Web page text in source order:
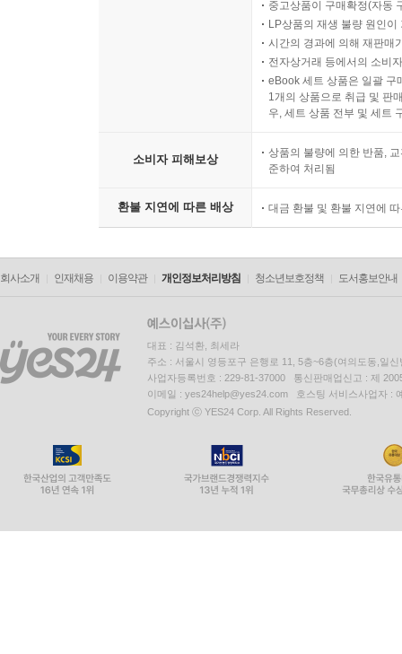
중고상품이 구매확정(자동
LP상품의 재생 불량 원인
시간의 경과에 의해 재판매
전자상거래 등에서의 소비
eBook 세트 상품은 일괄 구
1개의 상품으로 취급 및 판
우, 세트 상품 전부 및 세트
소비자 피해보상
상품의 불량에 의한 반품,
준하여 처리됨
환불 지연에 따른 배상 대금 환불 및 환불 지연에
회사소개 인재채용 이용약관 개인정보처리방침 청소년보호정책 도서홍보안내
대표 : 김석환, 최세라
주소 : 서울시 영등포구 은행로 11, 5층~6층(여의도동,일신
사업자등록번호 : 229-81-37000 통신판매업신고 : 제
이메일 : yes24help@yes24.com 호스팅 서비스사업자 :
Copyright ⓒ YES24 Corp. All Rights Reserved.